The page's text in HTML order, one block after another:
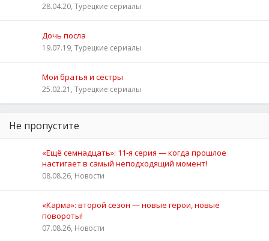
28.04.20, Турецкие сериалы
Дочь посла
19.07.19, Турецкие сериалы
Мои братья и сестры
25.02.21, Турецкие сериалы
Не пропустите
«Ещё семнадцать»: 11‑я серия — когда прошлое
настигает в самый неподходящий момент!
08.08.26, Новости
«Карма»: второй сезон — новые герои, новые
повороты!
07.08.26, Новости